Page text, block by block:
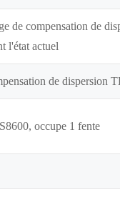
de compensation de
l'état actuel
de dispersion
occupe 1 fente